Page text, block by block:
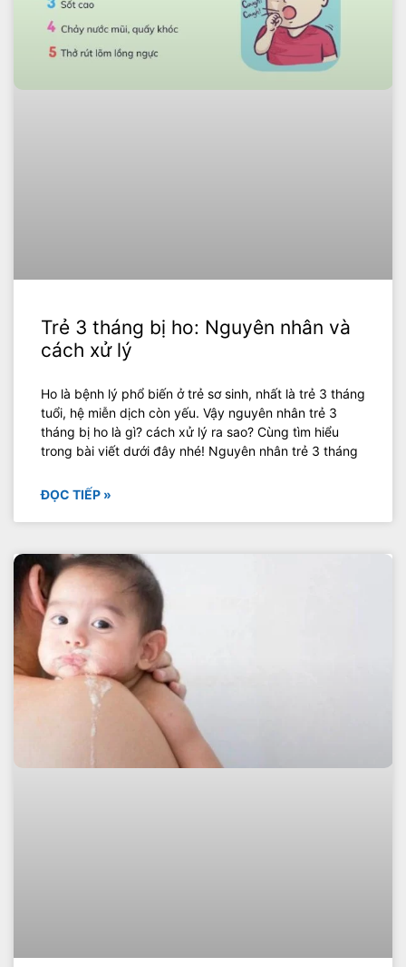
Trẻ 3 tháng bị ho: Nguyên nhân và
cách xử lý
Ho là bệnh lý phổ biến ở trẻ sơ sinh, nhất là trẻ 3 tháng
tuổi, hệ miễn dịch còn yếu. Vậy nguyên nhân trẻ 3
tháng bị ho là gì? cách xử lý ra sao? Cùng tìm hiểu
trong bài viết dưới đây nhé! Nguyên nhân trẻ 3 tháng
ĐỌC TIẾP »